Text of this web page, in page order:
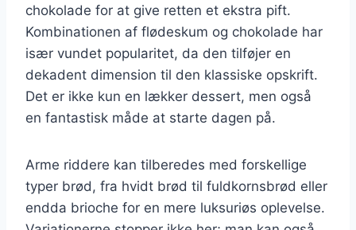
chokolade for at give retten et ekstra pift.
Kombinationen af flødeskum og chokolade har
især vundet popularitet, da den tilføjer en
dekadent dimension til den klassiske opskrift.
Det er ikke kun en lækker dessert, men også
en fantastisk måde at starte dagen på.
Arme riddere kan tilberedes med forskellige
typer brød, fra hvidt brød til fuldkornsbrød eller
endda brioche for en mere luksuriøs oplevelse.